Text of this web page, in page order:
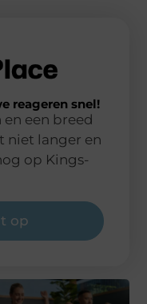
reageren snel!
een breed
niet langer en
op Kings-
op